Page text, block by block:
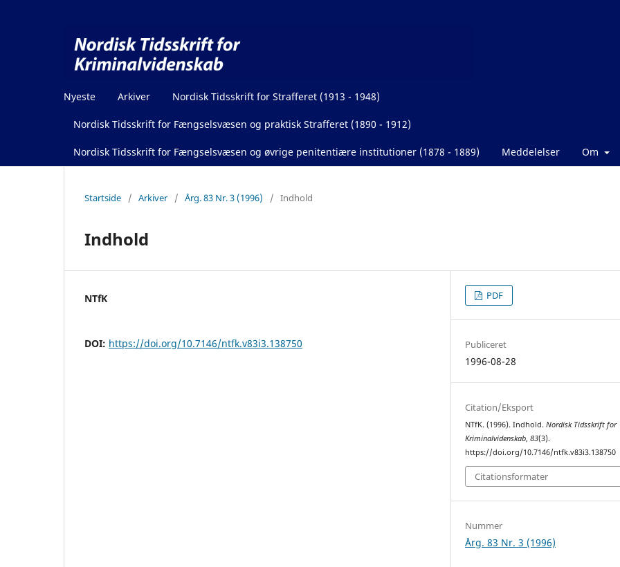
Nyeste Arkiver Nordisk Tidsskrift for Strafferet (1913 - 1948)
Nordisk Tidsskrift for Fængselsvæsen og praktisk Strafferet (1890 - 1912)
Nordisk Tidsskrift for Fængselsvæsen og øvrige penitentiære institutioner (1878 - 1889) Meddelelser Om
Startside / Arkiver / Årg. 83 Nr. 3 (1996) / Indhold
Indhold
NTfK
DOI: https://doi.org/10.7146/ntfk.v83i3.138750
PDF
Publiceret
1996-08-28
Citation/Eksport
NTfK. (1996). Indhold.Nordisk Tidsskrift for
Kriminalvidenskab,83(3).
https://doi.org/10.7146/ntfk.v83i3.138750
Citationsformater
Nummer
Årg. 83 Nr. 3 (1996)